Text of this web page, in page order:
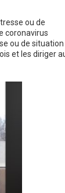
ou de
coronavirus
ou de situation
et les diriger